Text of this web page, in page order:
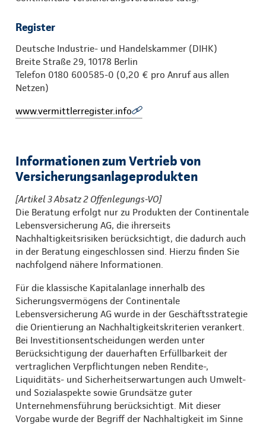
Register
Deutsche Industrie- und Handelskammer (DIHK)
Breite Straße 29, 10178 Berlin
Telefon 0180 600585-0 (0,20 € pro Anruf aus allen
Netzen)
www.vermittlerregister.info
Informationen zum Vertrieb von
Versicherungsanlageprodukten
[Artikel 3 Absatz 2 Offenlegungs-VO]
Die Beratung erfolgt nur zu Produkten der Continentale
Lebensversicherung AG, die ihrerseits
Nachhaltigkeitsrisiken berücksichtigt, die dadurch auch
in der Beratung eingeschlossen sind. Hierzu finden Sie
nachfolgend nähere Informationen.
Für die klassische Kapitalanlage innerhalb des
Sicherungsvermögens der Continentale
Lebensversicherung AG wurde in der Geschäftsstrategie
die Orientierung an Nachhaltigkeitskriterien verankert.
Bei Investitionsentscheidungen werden unter
Berücksichtigung der dauerhaften Erfüllbarkeit der
vertraglichen Verpflichtungen neben Rendite-,
Liquiditäts- und Sicherheitserwartungen auch Umwelt-
und Sozialaspekte sowie Grundsätze guter
Unternehmensführung berücksichtigt. Mit dieser
Vorgabe wurde der Begriff der Nachhaltigkeit im Sinne